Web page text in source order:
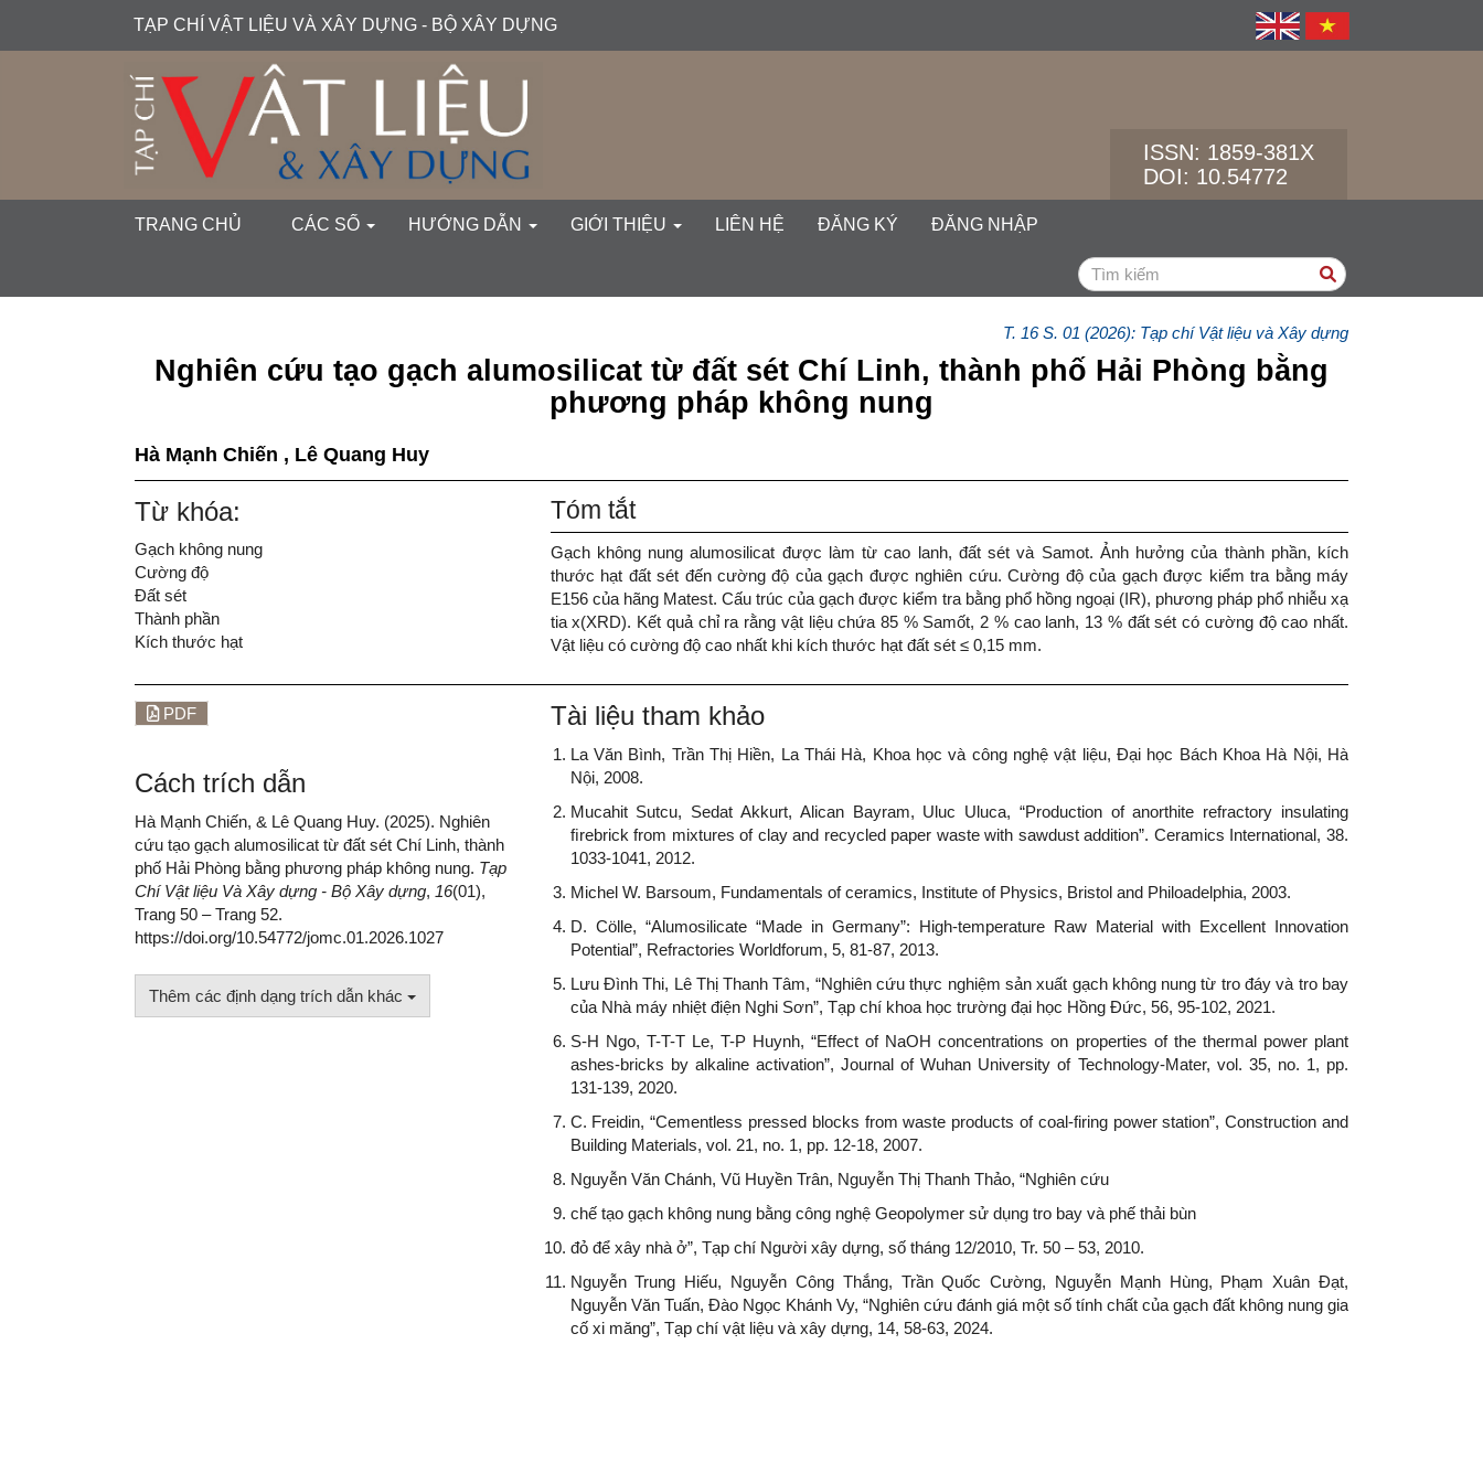
##plugins.themes.academic_free.accessible_menu.label##
##plugins.themes.academic_free.accessible_menu.main_navigation##
##plugins.themes.academic_free.accessible_menu.main_content##
##plugins.themes.academic_free.accessible_menu.sidebar##
TẠP CHÍ VẬT LIỆU VÀ XÂY DỰNG - BỘ XÂY DỰNG
ISSN: 1859-381X
DOI: 10.54772
TRANG CHỦ CÁC SỐ HƯỚNG DẪN GIỚI THIỆU LIÊN HỆ ĐĂNG KÝ ĐĂNG NHẬP
T. 16 S. 01 (2026): Tạp chí Vật liệu và Xây dựng
Nghiên cứu tạo gạch alumosilicat từ đất sét Chí Linh, thành phố Hải Phòng bằng
phương pháp không nung
Hà Mạnh Chiến , Lê Quang Huy
Từ khóa:
Gạch không nung
Cường độ
Đất sét
Thành phần
Kích thước hạt
Tóm tắt
Gạch không nung alumosilicat được làm từ cao lanh, đất sét và Samot. Ảnh hưởng của thành phần, kích
thước hạt đất sét đến cường độ của gạch được nghiên cứu. Cường độ của gạch được kiểm tra bằng máy
E156 của hãng Matest. Cấu trúc của gạch được kiểm tra bằng phổ hồng ngoại (IR), phương pháp phổ nhiễu xạ
tia x(XRD). Kết quả chỉ ra rằng vật liệu chứa 85 % Samốt, 2 % cao lanh, 13 % đất sét có cường độ cao nhất.
Vật liệu có cường độ cao nhất khi kích thước hạt đất sét ≤ 0,15 mm.
PDF
Cách trích dẫn
Hà Mạnh Chiến, & Lê Quang Huy. (2025). Nghiên
cứu tạo gạch alumosilicat từ đất sét Chí Linh, thành
phố Hải Phòng bằng phương pháp không nung. Tạp
Chí Vật liệu Và Xây dựng - Bộ Xây dựng, 16(01),
Trang 50 – Trang 52.
https://doi.org/10.54772/jomc.01.2026.1027
Thêm các định dạng trích dẫn khác
Tài liệu tham khảo
La Văn Bình, Trần Thị Hiền, La Thái Hà, Khoa học và công nghệ vật liệu, Đại học Bách Khoa Hà Nội, Hà
Nội, 2008.
Mucahit Sutcu, Sedat Akkurt, Alican Bayram, Uluc Uluca, “Production of anorthite refractory insulating
ﬁrebrick from mixtures of clay and recycled paper waste with sawdust addition”. Ceramics International, 38.
1033-1041, 2012.
Michel W. Barsoum, Fundamentals of ceramics, Institute of Physics, Bristol and Philoadelphia, 2003.
D. Cölle, “Alumosilicate “Made in Germany”: High-temperature Raw Material with Excellent Innovation
Potential”, Refractories Worldforum, 5, 81-87, 2013.
Lưu Đình Thi, Lê Thị Thanh Tâm, “Nghiên cứu thực nghiệm sản xuất gạch không nung từ tro đáy và tro bay
của Nhà máy nhiệt điện Nghi Sơn”, Tạp chí khoa học trường đại học Hồng Đức, 56, 95-102, 2021.
S-H Ngo, T-T-T Le, T-P Huynh, “Effect of NaOH concentrations on properties of the thermal power plant
ashes-bricks by alkaline activation”, Journal of Wuhan University of Technology-Mater, vol. 35, no. 1, pp.
131-139, 2020.
C. Freidin, “Cementless pressed blocks from waste products of coal-firing power station”, Construction and
Building Materials, vol. 21, no. 1, pp. 12-18, 2007.
Nguyễn Văn Chánh, Vũ Huyền Trân, Nguyễn Thị Thanh Thảo, “Nghiên cứu
chế tạo gạch không nung bằng công nghệ Geopolymer sử dụng tro bay và phế thải bùn
đỏ để xây nhà ở”, Tạp chí Người xây dựng, số tháng 12/2010, Tr. 50 – 53, 2010.
Nguyễn Trung Hiếu, Nguyễn Công Thắng, Trần Quốc Cường, Nguyễn Mạnh Hùng, Phạm Xuân Đạt,
Nguyễn Văn Tuấn, Đào Ngọc Khánh Vy, “Nghiên cứu đánh giá một số tính chất của gạch đất không nung gia
cố xi măng”, Tạp chí vật liệu và xây dựng, 14, 58-63, 2024.